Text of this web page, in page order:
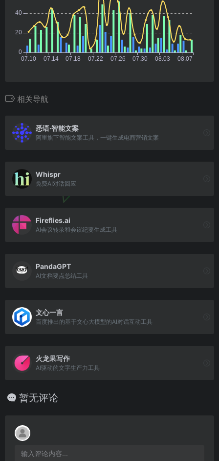
相关导航
悉语·智能文案
阿里旗下智能文案工具，一键生成电商营销文案
Whispr
免费AI对话回应
Fireflies.ai
AI会议转录和会议纪要生成工具
PandaGPT
AI文档要点总结工具
文心一言
百度推出的基于文心大模型的AI对话互动工具
火龙果写作
AI驱动的文字生产力工具
暂无评论